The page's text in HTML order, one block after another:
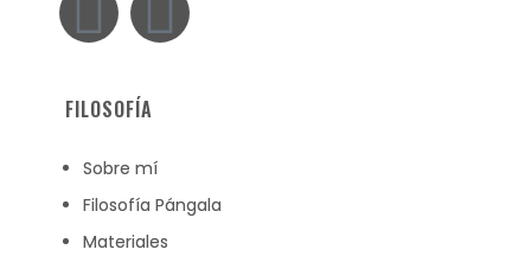
FILOSOFÍA
Sobre mí
Filosofía Pángala
Materiales